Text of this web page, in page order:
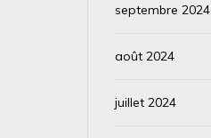
septembre 2024
août 2024
juillet 2024